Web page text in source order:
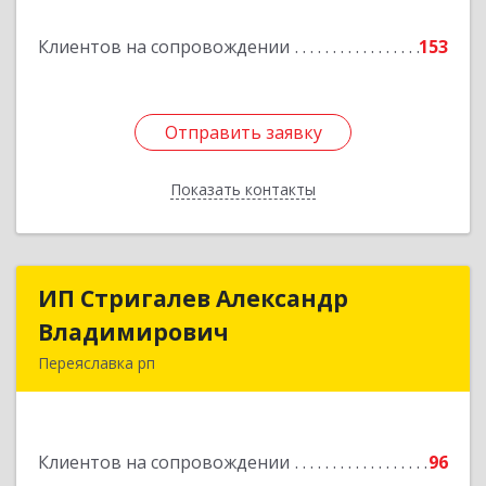
Клиентов на сопровождении 153
Отправить заявку
Показать контакты
Отправить заявку
Назад
ИП Стригалев Александр
Владимирович
Переяславка рп
Клиентов на сопровождении 96
ИП Стригалев Александр
Подробнее